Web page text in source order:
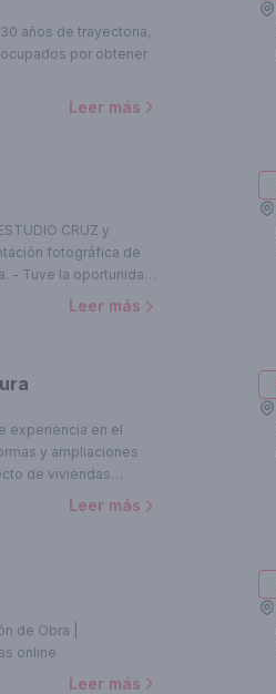
años de trayectoria,
por obtener
Leer más
CRUZ y
fotográfica de
- Tuve la oportunidad
digitales,
etc.
drive), rápido y
con un
Leer más
experiencia en el
y ampliaciones
de viviendas
las necesidades, el
persona durante
en una realidad
profesional.
Leer más
de Obra |
online
Leer más